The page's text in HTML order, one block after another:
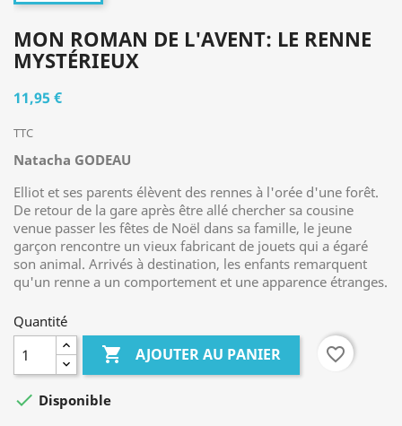
MON ROMAN DE L'AVENT: LE RENNE
MYSTÉRIEUX
11,95 €
TTC
Natacha GODEAU
Elliot et ses parents élèvent des rennes à l'orée d'une forêt.
De retour de la gare après être allé chercher sa cousine
venue passer les fêtes de Noël dans sa famille, le jeune
garçon rencontre un vieux fabricant de jouets qui a égaré
son animal. Arrivés à destination, les enfants remarquent
qu'un renne a un comportement et une apparence étranges.
Quantité
 AJOUTER AU PANIER favorite_border
 Disponible